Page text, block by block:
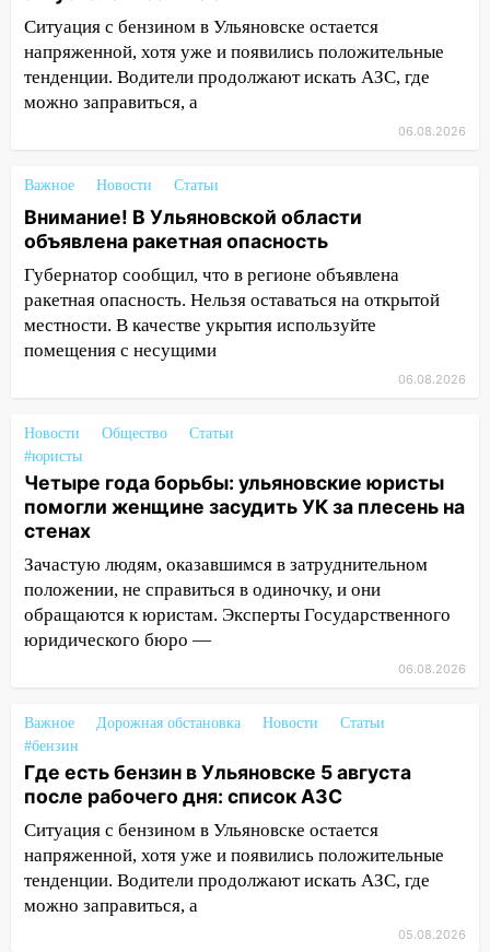
14:23 67% ульяновцев готовы
передумать увольняться, если им
повысят зарплату
Инсценировали ДТП и получили
судом предстанет банда
автоподставщиков
13:36 В Инзе произошел крупный пожар
13:00 В суде защитили репутацию
мужчины, которого необоснованно
обвиняли в жестоком обращении с
животными
провернул хитрую схему с чужими
проездными
12:10 Ульяновский алиментщик накопил
120 тысяч долга
11:49 Снят режим «Ракетная
опасность» на территории Ульяновской
области
11:30
Кабмин РФ разрешил до 1 июля
2027 года импорт, выпуск и обращение
11:12
врезался в забор
10:27 Где есть бензин в Ульяновске
днем 6 августа: список АЗС
10:16 Внимание! В Ульяновской области
объявлена ракетная опасность
В Старомайнском районе утонул
Ситуация с бензином в Ульяновске остается
напряженной, хотя уже и появились положительные
тенденции. Водители продолжают искать АЗС, где
можно заправиться, а
06.08.2026
Важное Новости Статьи
Внимание! В Ульяновской области
объявлена ракетная опасность
Губернатор сообщил, что в регионе объявлена
ракетная опасность. Нельзя оставаться на открытой
местности. В качестве укрытия используйте
помещения с несущими
06.08.2026
Новости Общество
Статьи
#юристы
Четыре года борьбы: ульяновские юристы
помогли женщине засудить УК за плесень на
стенах
Зачастую людям, оказавшимся в затруднительном
положении, не справиться в одиночку, и они
обращаются к юристам. Эксперты Государственного
юридического бюро —
06.08.2026
Важное Дорожная обстановка Новости
Статьи
#бензин
Где есть бензин в Ульяновске 5 августа
после рабочего дня: список АЗС
Ситуация с бензином в Ульяновске остается
напряженной, хотя уже и появились положительные
тенденции. Водители продолжают искать АЗС, где
можно заправиться, а
05.08.2026